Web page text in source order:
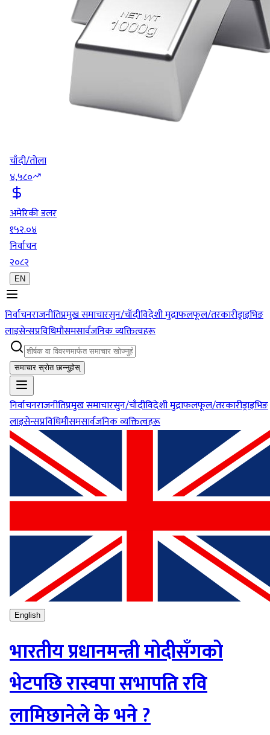
चाँदी/तोला
४,५८०
अमेरिकी डलर
१५२.०४
निर्वाचन
२०८२
EN
निर्वाचनराजनीतिप्रमुख समाचारसुन/चाँदीविदेशी मुद्राफलफूल/तरकारीड्राइभिङ
लाइसेन्सप्रविधिमौसमसार्वजनिक व्यक्तित्वहरू
समाचार स्रोत छान्नुहोस्
निर्वाचनराजनीतिप्रमुख समाचारसुन/चाँदीविदेशी मुद्राफलफूल/तरकारीड्राइभिङ
लाइसेन्सप्रविधिमौसमसार्वजनिक व्यक्तित्वहरू
English
भारतीय प्रधानमन्त्री मोदीसँगको
भेटपछि रास्वपा सभापति रवि
लामिछानेले के भने ?